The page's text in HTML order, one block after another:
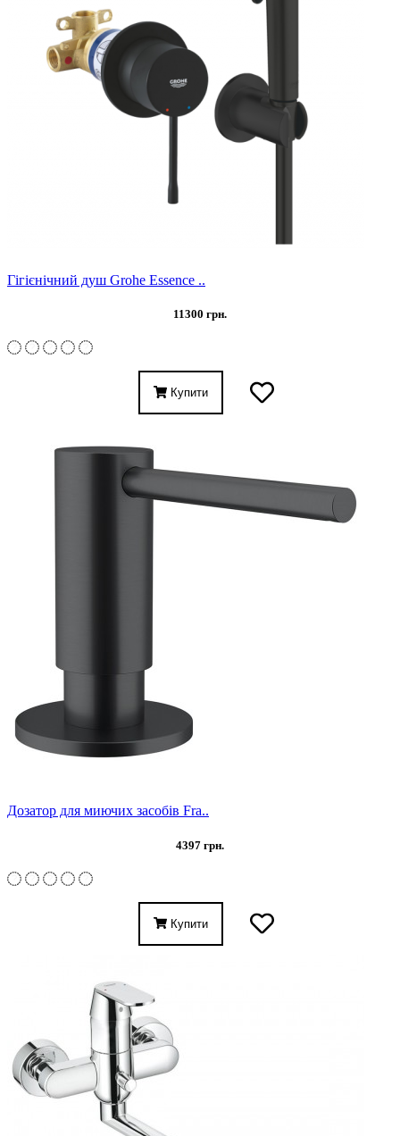
Гігієнічний душ Grohe Essence ..
11300 грн.
Купити
Дозатор для миючих засобів Fra..
4397 грн.
Купити